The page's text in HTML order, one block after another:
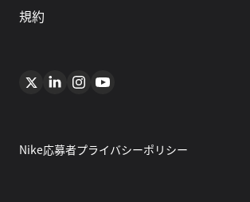
規約
Nike応募者プライバシーポリシー